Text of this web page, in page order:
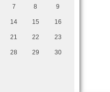
7 8 9
14 15 16
21 22 23
28 29 30